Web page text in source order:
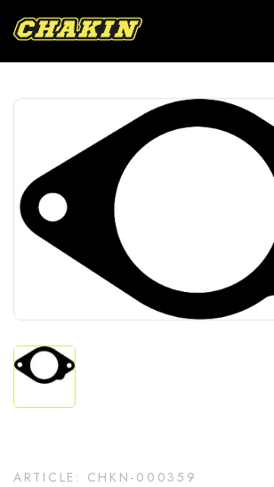
ARTICLE: CHKN-000359